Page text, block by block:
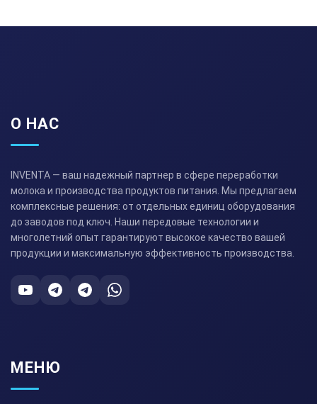
О НАС
INVENTA — ваш надежный партнер в сфере переработки
молока и производства продуктов питания. Мы предлагаем
комплексные решения: от отдельных единиц оборудования
до заводов под ключ. Наши передовые технологии и
многолетний опыт гарантируют высокое качество вашей
продукции и максимальную эффективность производства.
МЕНЮ